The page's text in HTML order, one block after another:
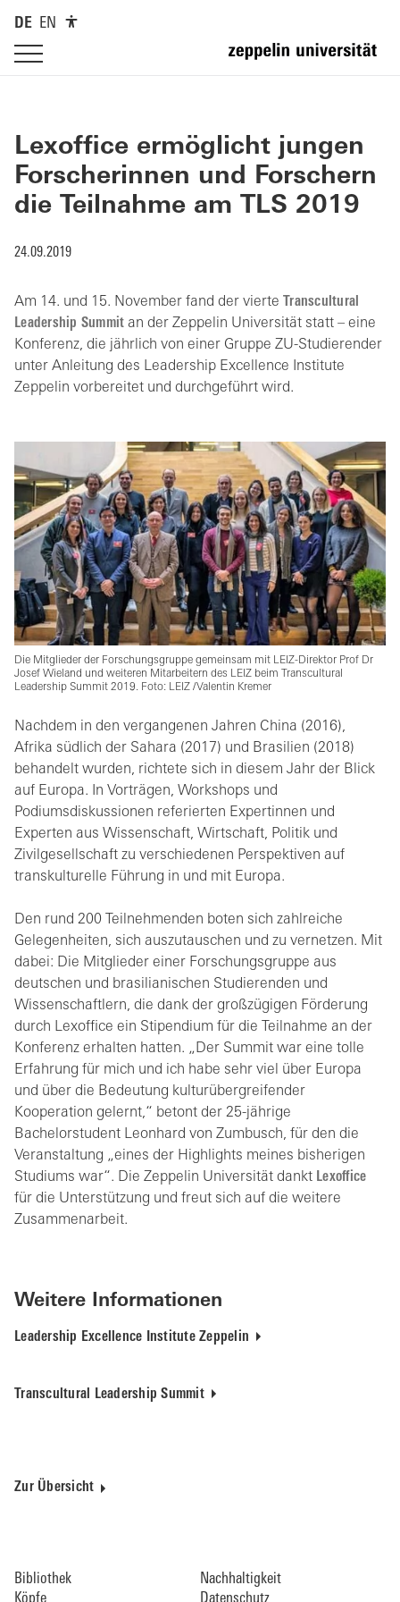
DE EN
Lexoffice ermöglicht jungen
Forscherinnen und Forschern
die Teilnahme am TLS 2019
24.09.2019
Am 14. und 15. November fand der vierte
Transcultural
Leadership Summit an der Zeppelin Universität statt – eine
Konferenz, die jährlich von einer Gruppe ZU-Studierender
unter Anleitung des Leadership Excellence Institute
Zeppelin vorbereitet und durchgeführt wird.
Die Mitglieder der Forschungsgruppe gemeinsam mit LEIZ-Direktor Prof Dr
Josef Wieland und weiteren Mitarbeitern des LEIZ beim Transcultural
Leadership Summit 2019. Foto: LEIZ /Valentin Kremer
Nachdem in den vergangenen Jahren China (2016),
Afrika südlich der Sahara (2017) und Brasilien (2018)
behandelt wurden, richtete sich in diesem Jahr der Blick
auf Europa. In Vorträgen, Workshops und
Podiumsdiskussionen referierten Expertinnen und
Experten aus Wissenschaft, Wirtschaft, Politik und
Zivilgesellschaft zu verschiedenen Perspektiven auf
transkulturelle Führung in und mit Europa.
Den rund 200 Teilnehmenden boten sich zahlreiche
Gelegenheiten, sich auszutauschen und zu vernetzen. Mit
dabei: Die Mitglieder einer Forschungsgruppe aus
deutschen und brasilianischen Studierenden und
Wissenschaftlern, die dank der großzügigen Förderung
durch Lexoffice ein Stipendium für die Teilnahme an der
Konferenz erhalten hatten. „Der Summit war eine tolle
Erfahrung für mich und ich habe sehr viel über Europa
und über die Bedeutung kulturübergreifender
Kooperation gelernt,“ betont der 25-jährige
Bachelorstudent Leonhard von Zumbusch, für den die
Veranstaltung „eines der Highlights meines bisherigen
Studiums war“. Die Zeppelin Universität dankt Lexoffice
für die Unterstützung und freut sich auf die weitere
Zusammenarbeit.
Weitere Informationen
Leadership Excellence Institute Zeppelin
Transcultural Leadership Summit
Zur Übersicht
Bibliothek
Köpfe
Nachhaltigkeit
Datenschutz